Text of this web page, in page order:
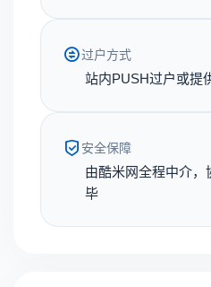
过户方式
站内PUSH过户或提
安全保障
由酷米网全程中介
毕